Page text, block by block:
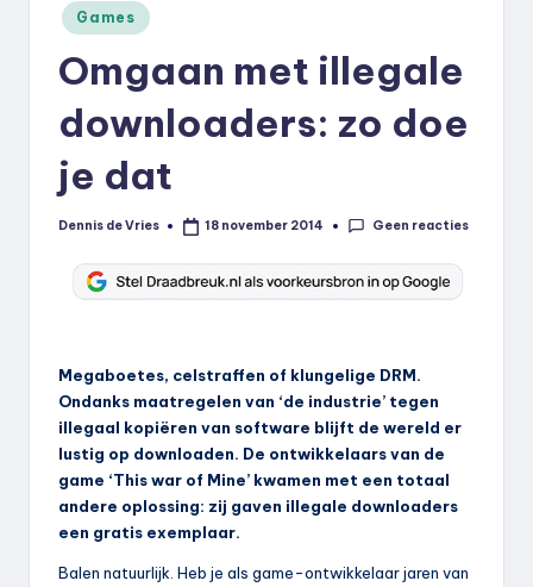
Geplaatst
in
Games
Omgaan met illegale
downloaders: zo doe
je dat
Geplaatst
Dennis de Vries 18 november 2014 Geen reacties
Megaboetes, celstraffen of klungelige DRM.
Ondanks maatregelen van ‘de industrie’ tegen
illegaal kopiëren van software blijft de wereld er
lustig op downloaden. De ontwikkelaars van de
game ‘This war of Mine’ kwamen met een totaal
andere oplossing: zij gaven illegale downloaders
een gratis exemplaar.
Balen natuurlijk. Heb je als game-ontwikkelaar jaren van